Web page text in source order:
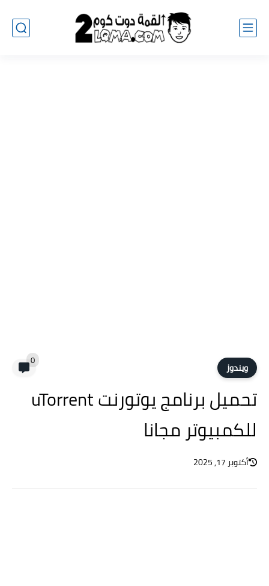
ويندوز 0
تحميل برنامج يوتورنت uTorrent
للكمبيوتر مجانا
أكتوبر 17, 2025